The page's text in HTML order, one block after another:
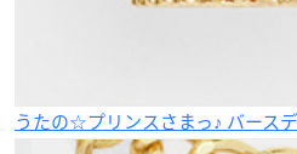
うたの☆プリンスさまっ♪ バース